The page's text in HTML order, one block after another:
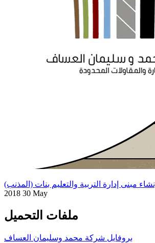
إنشاء مبنى إدارة التربية والتعليم بنات (المذنب)
2018 30 May
ملفات التحميل
بروفايل شركة محمد وسليمان العساف